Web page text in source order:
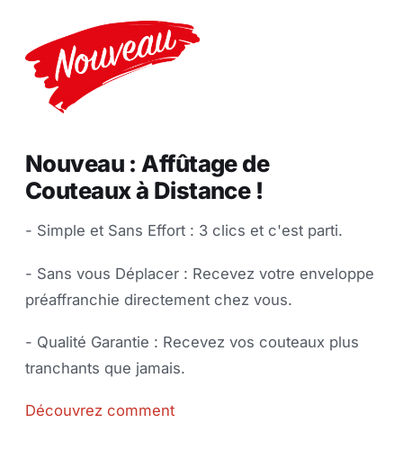
Nouveau : Affûtage de
Couteaux à Distance !
- Simple et Sans Effort : 3 clics et c'est parti.
- Sans vous Déplacer : Recevez votre enveloppe
préaffranchie directement chez vous.
- Qualité Garantie : Recevez vos couteaux plus
tranchants que jamais.
Découvrez comment